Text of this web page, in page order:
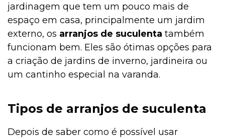
jardinagem que tem um pouco mais de
espaço em casa, principalmente um jardim
externo, os arranjos de suculenta também
funcionam bem. Eles são ótimas opções para
a criação de jardins de inverno, jardineira ou
um cantinho especial na varanda.
Tipos de arranjos de suculenta
Depois de saber como é possível usar